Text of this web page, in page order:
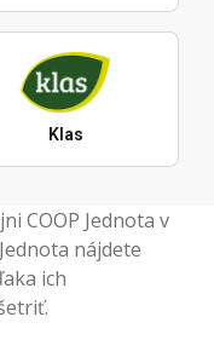
Klas
COOP Jednota v
nájdete
ich